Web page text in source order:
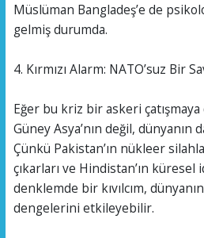
Müslüman Bangladeş’e de
gelmiş durumda.
4. Kırmızı Alarm: NATO’suz Bir
Eğer bu kriz bir askeri
Güney Asya’nın değil,
Çünkü Pakistan’ın nükleer
çıkarları ve Hindistan’ın küresel
denklemde bir kıvılcım,
dengelerini etkileyebilir.